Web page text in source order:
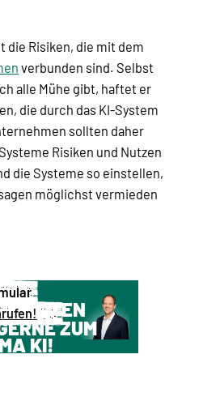
die Risiken, die mit dem
verbunden sind. Selbst
alle Mühe gibt, haftet er
die durch das KI-System
sollten daher
Risiken und Nutzen
die Systeme so einstellen,
möglichst vermieden
ZUM
KI!